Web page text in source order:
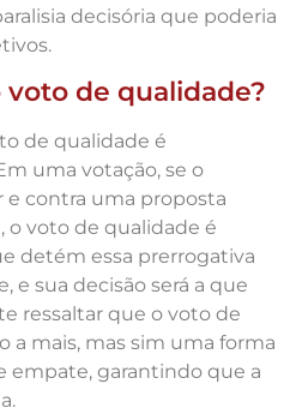
decisória que poderia
de qualidade?
de qualidade é
uma votação, se o
e contra uma proposta
voto de qualidade é
detém essa prerrogativa
e sua decisão será a que
ressaltar que o voto de
a mais, mas sim uma forma
empate, garantindo que a